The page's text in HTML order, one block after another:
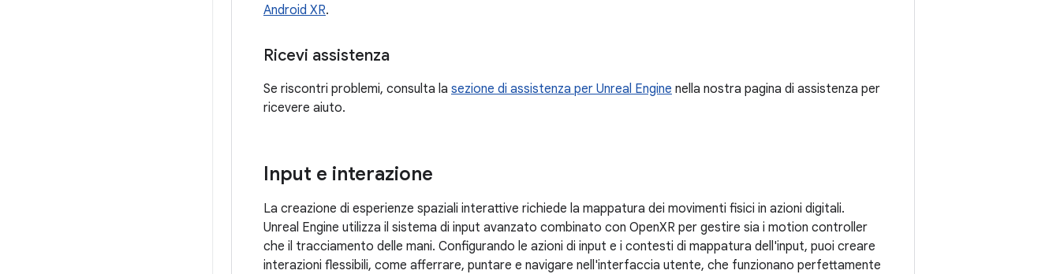
Android XR.
Ricevi assistenza
Se riscontri problemi, consulta la sezione di assistenza per Unreal Engine nella nostra pagina di assistenza per
ricevere aiuto.
Input e interazione
La creazione di esperienze spaziali interattive richiede la mappatura dei movimenti fisici in azioni digitali.
Unreal Engine utilizza il sistema di input avanzato combinato con OpenXR per gestire sia i motion controller
che il tracciamento delle mani. Configurando le azioni di input e i contesti di mappatura dell'input, puoi creare
interazioni flessibili, come afferrare, puntare e navigare nell'interfaccia utente, che funzionano perfettamente